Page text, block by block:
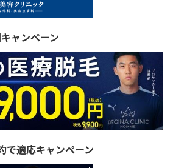
ャンペーン
適応キャンペーン